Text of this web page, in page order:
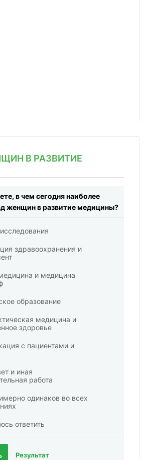
В РАЗВИТИЕ
в чем сегодня наиболее
женщин в развитие медицины?
здравоохранения и
и медицина
образование
медицина и
здоровье
с пациентами и
и иная
работа
одинаков во всех
ответить
Результат